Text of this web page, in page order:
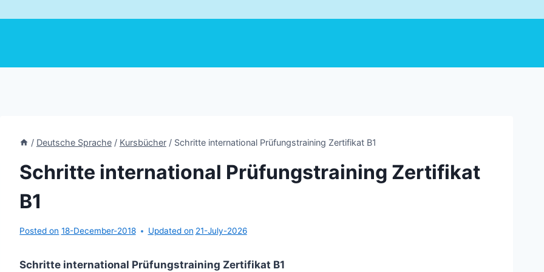
/ Deutsche Sprache / Kursbücher / Schritte international Prüfungstraining Zertifikat B1
Schritte international Prüfungstraining Zertifikat
B1
Posted on 18-December-2018 Updated on 21-July-2026
Schritte international Prüfungstraining Zertifikat B1